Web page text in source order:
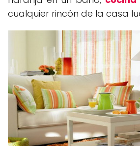
cualquier rincón de la casa